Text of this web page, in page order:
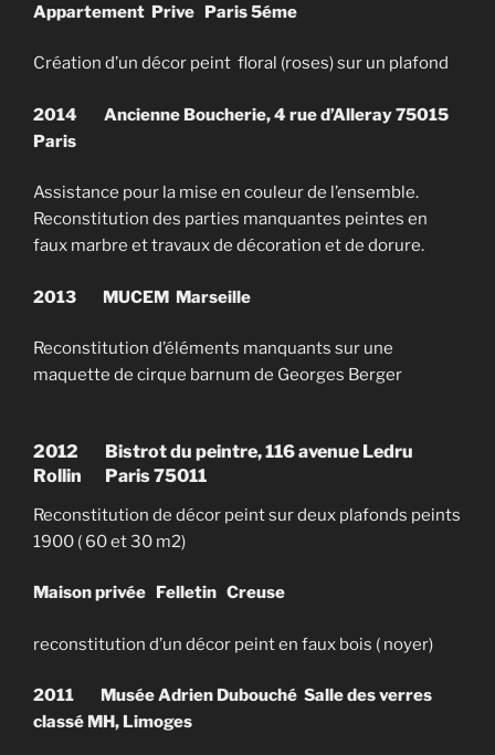
Appartement Prive Paris 5éme
Création d’un décor peint floral (roses) sur un plafond
2014
Ancienne Boucherie, 4 rue d’Alleray 75015
Paris
Assistance pour la mise en couleur de l’ensemble.
Reconstitution des parties manquantes peintes en
faux marbre et travaux de décoration et de dorure.
2013 MUCEM Marseille
Reconstitution d’éléments manquants sur une
maquette de cirque barnum de Georges Berger
2012 Bistrot du peintre, 116 avenue Ledru
Rollin
Paris 75011
Reconstitution de décor peint sur deux plafonds peints
1900 ( 60 et 30 m2)
Maison privée Felletin Creuse
reconstitution d’un décor peint en faux bois ( noyer)
2011 Musée Adrien Dubouché Salle des verres
classé MH, Limoges